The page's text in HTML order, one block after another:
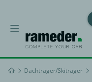
Dachträger/Skiträger